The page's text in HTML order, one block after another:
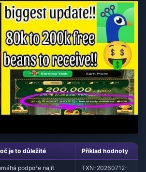
je to důležité Příklad hodnoty
podpoře najít
TXN-20260712-